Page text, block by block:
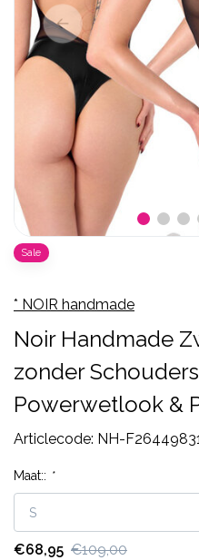
Sale
* NOIR handmade
Noir Handmade
zonder
Powerwetlook &
Articlecode: NH-
Maat:: *
€68,95 €109,00